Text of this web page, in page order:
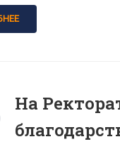
На